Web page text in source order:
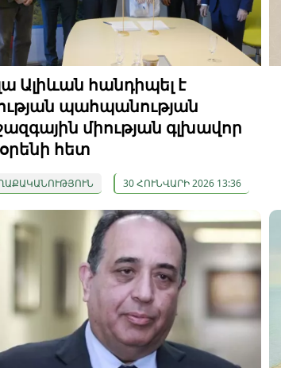
Ալիևան հանդիպել է
պահպանության
միության գլխավոր
հետ
30 ՀՈՒՆՎԱՐԻ 2026 13:36